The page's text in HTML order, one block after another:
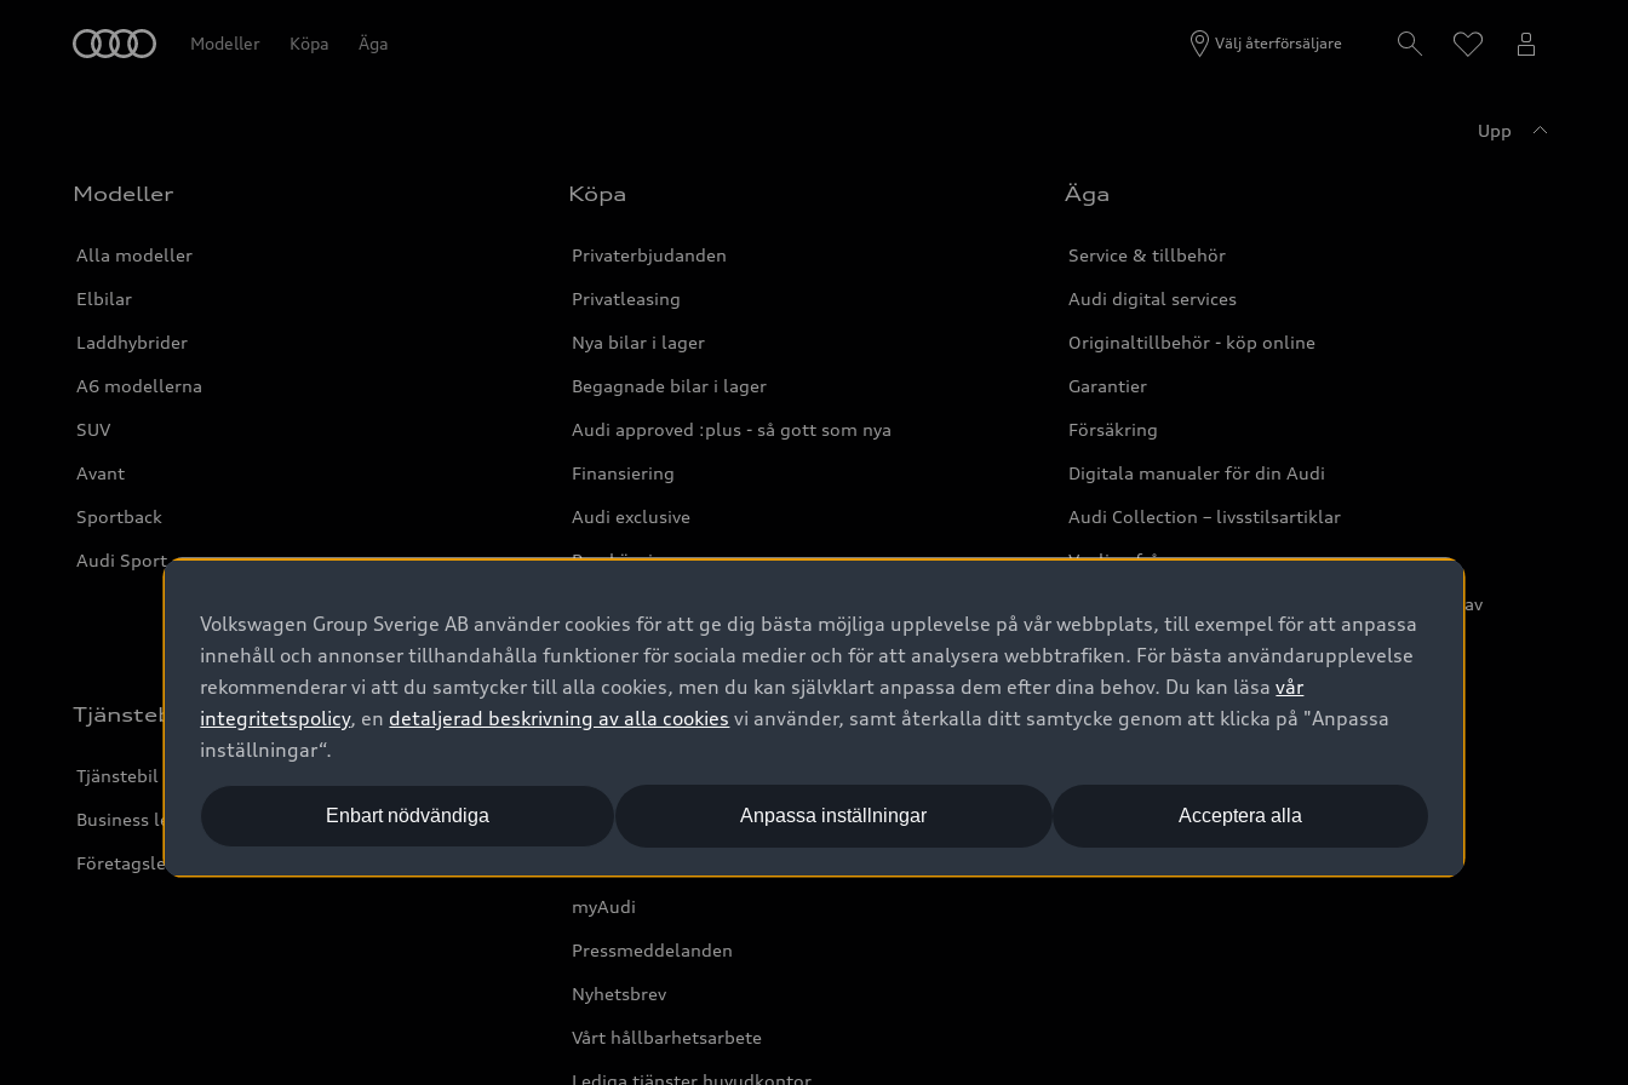
Volkswagen Group Sverige AB använder cookies för att ge dig bästa möjliga upplevelse på vår webbplats, till exempel för att anpassa
innehåll och annonser tillhandahålla funktioner för sociala medier och för att analysera webbtrafiken. För bästa användarupplevelse
rekommenderar vi att du samtycker till alla cookies, men du kan självklart anpassa dem efter dina behov. Du kan läsavår
integritetspolicy, en detaljerad beskrivning av alla cookies vi använder, samt återkalla ditt samtycke genom att klicka på "Anpassa
inställningar“.
Acceptera alla
Enbart nödvändiga Anpassa inställningar
Modeller Köpa Äga Välj återförsäljare
Upp
Modeller
Alla modeller
Elbilar
Laddhybrider
A6 modellerna
SUV
Avant
Sportback
Audi Sport
Köpa
Privaterbjudanden
Privatleasing
Nya bilar i lager
Begagnade bilar i lager
Audi approved :plus - så gott som nya
Finansiering
Audi exclusive
Provkörning
Äga
Service & tillbehör
Audi digital services
Originaltillbehör - köp online
Garantier
Försäkring
Digitala manualer för din Audi
Audi Collection – livsstilsartiklar
Vanliga frågor
2G/3G nätet stängs ned - Hur påverkas min bil av
detta?
Tjänstebil
Tjänstebil
Business lease online
Företagsleasing
Om Audi Sverige
Boka Service online
myAudi
Pressmeddelanden
Nyhetsbrev
Vårt hållbarhetsarbete
Lediga tjänster huvudkontor